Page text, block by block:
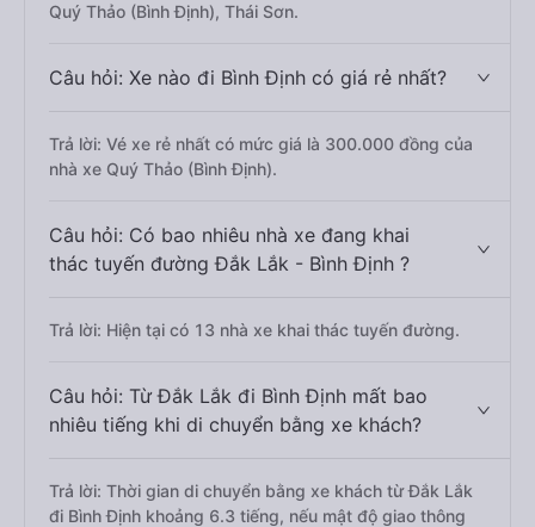
Quý Thảo (Bình Định), Thái Sơn.
Câu hỏi: Xe nào đi Bình Định có giá rẻ nhất?
Trả lời: Vé xe rẻ nhất có mức giá là 300.000 đồng của
nhà xe Quý Thảo (Bình Định).
Câu hỏi: Có bao nhiêu nhà xe đang khai
thác tuyến đường Đắk Lắk - Bình Định ?
Trả lời: Hiện tại có 13 nhà xe khai thác tuyến đường.
Câu hỏi: Từ Đắk Lắk đi Bình Định mất bao
nhiêu tiếng khi di chuyển bằng xe khách?
Trả lời: Thời gian di chuyển bằng xe khách từ Đắk Lắk
đi Bình Định khoảng 6.3 tiếng, nếu mật độ giao thông